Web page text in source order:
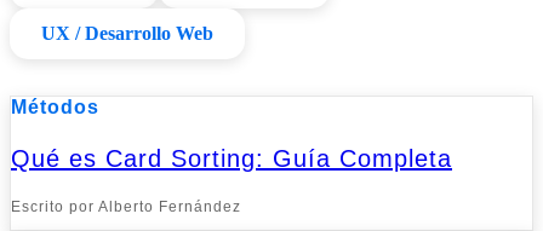
UX / Desarrollo Web
Métodos
Qué es Card Sorting: Guía Completa
Escrito por Alberto Fernández